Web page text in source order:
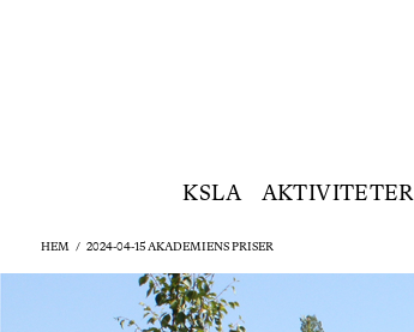
KSLA AKTIVITETER
HEM / 2024-04-15 AKADEMIENS PRISER